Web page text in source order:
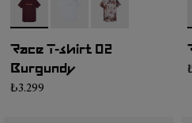
- NC2TS1M-003- NC2TS1M-004- NC2TS1M-002
Race T-shirt 02
Burgundy
₺3.299